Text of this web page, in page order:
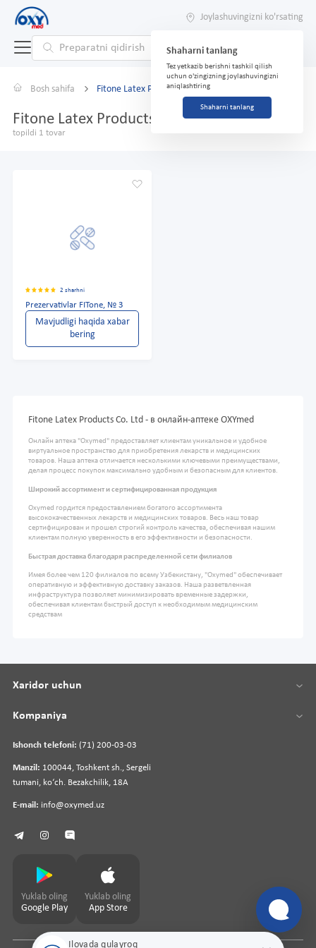
Joylashuvingizni ko'rsating
Shaharni tanlang
Tez yetkazib berishni tashkil qilish
uchun o'zingizning joylashuvingizni
aniqlashtiring
Shaharni tanlang
Bosh sahifa Fitone Latex Products Co. Ltd
Fitone Latex Products Co. Ltd
topildi 1 tovar
2 sharhni
Prezervativlar FITone, № 3
Mavjudligi haqida xabar
bering
Fitone Latex Products Co. Ltd - в онлайн-аптеке OXYmed
Онлайн аптека "Oxymed" предоставляет клиентам уникальное и удобное
виртуальное пространство для приобретения лекарств и медицинских
товаров. Наша аптека отличается несколькими ключевыми преимуществами,
делая процесс покупок максимально удобным и безопасным для клиентов.
Широкий ассортимент и сертифицированная продукция
Oxymed гордится предоставлением богатого ассортимента
высококачественных лекарств и медицинских товаров. Весь наш товар
сертифицирован и прошел строгий контроль качества, обеспечивая нашим
клиентам полную уверенность в его эффективности и безопасности.
Быстрая доставка благодаря распределенной сети филиалов
Имея более чем 120 филиалов по всему Узбекистану, "Oxymed" обеспечивает
оперативную и эффективную доставку заказов. Наша разветвленная
инфраструктура позволяет минимизировать временные задержки,
обеспечивая клиентам быстрый доступ к необходимым медицинским
средствам
Ilovada qulayroq
Ishonch telefoni: (71) 200-03-03
Manzil: 100044, Toshkent sh., Sergeli
tumani, koʻch. Bezakchilik, 18A
E-mail: info@oxymed.uz
Xaridor uchun
Kompaniya
Yuklab oling
Google Play
Yuklab oling
App Store